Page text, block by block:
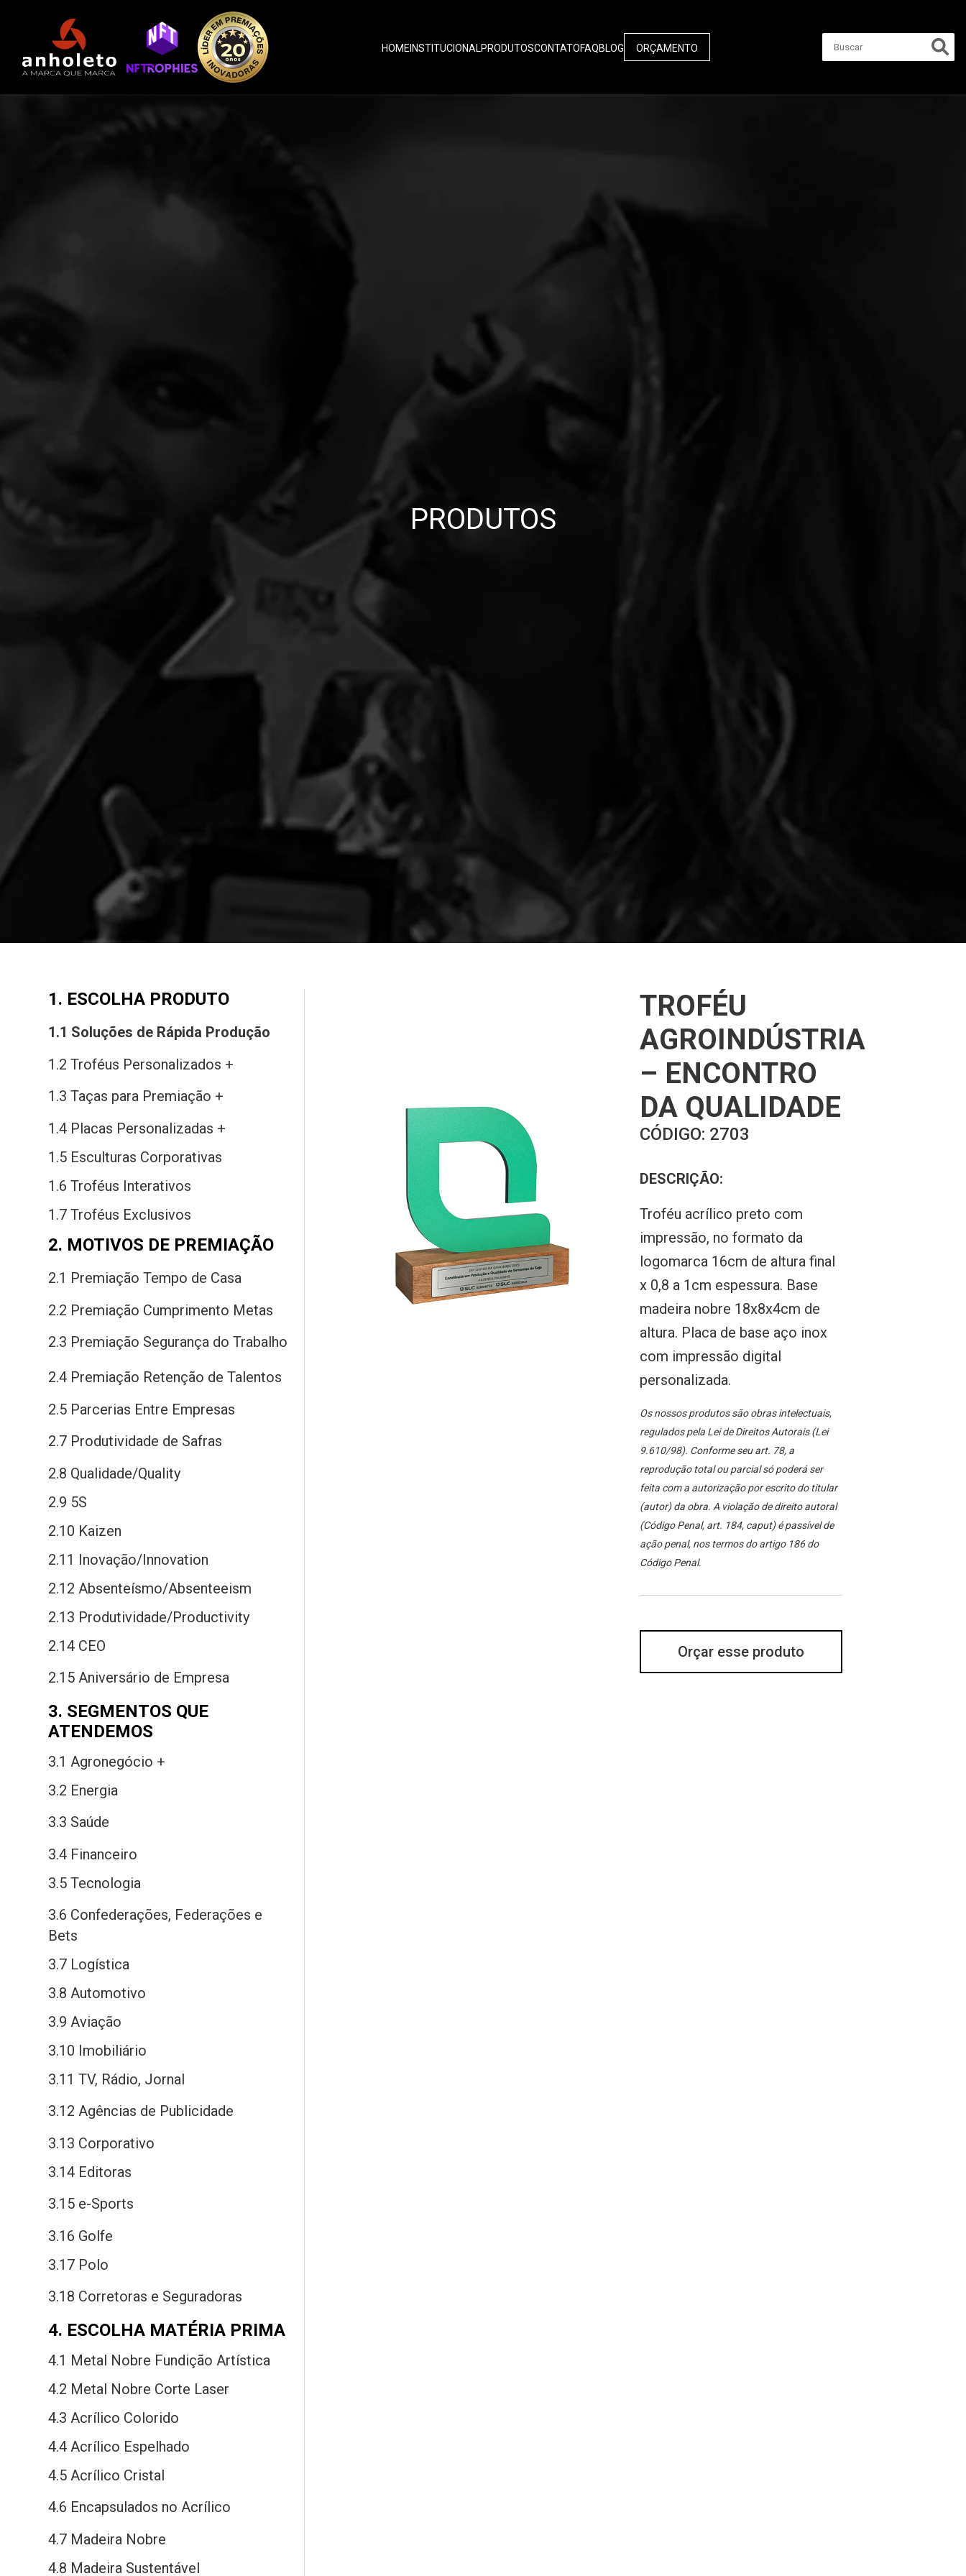
HOME INSTITUCIONALPRODUTOSCONTATOFAQBLOG ORÇAMENTO
PRODUTOS
1. ESCOLHA PRODUTO
1.1 Soluções de Rápida Produção
1.2 Troféus Personalizados +
1.3 Taças para Premiação +
1.4 Placas Personalizadas +
1.5 Esculturas Corporativas
1.6 Troféus Interativos
1.7 Troféus Exclusivos
2. MOTIVOS DE PREMIAÇÃO
2.1 Premiação Tempo de Casa
2.2 Premiação Cumprimento Metas
2.3 Premiação Segurança do Trabalho
2.4 Premiação Retenção de Talentos
2.5 Parcerias Entre Empresas
2.7 Produtividade de Safras
2.8 Qualidade/Quality
2.9 5S
2.10 Kaizen
2.11 Inovação/Innovation
2.12 Absenteísmo/Absenteeism
2.13 Produtividade/Productivity
2.14 CEO
2.15 Aniversário de Empresa
3. SEGMENTOS QUE
ATENDEMOS
3.1 Agronegócio +
3.2 Energia
3.3 Saúde
3.4 Financeiro
3.5 Tecnologia
3.6 Confederações, Federações e
Bets
3.7 Logística
3.8 Automotivo
3.9 Aviação
3.10 Imobiliário
3.11 TV, Rádio, Jornal
3.12 Agências de Publicidade
3.13 Corporativo
3.14 Editoras
3.15 e-Sports
3.16 Golfe
3.17 Polo
3.18 Corretoras e Seguradoras
4. ESCOLHA MATÉRIA PRIMA
4.1 Metal Nobre Fundição Artística
4.2 Metal Nobre Corte Laser
4.3 Acrílico Colorido
4.4 Acrílico Espelhado
4.5 Acrílico Cristal
4.6 Encapsulados no Acrílico
4.7 Madeira Nobre
4.8 Madeira Sustentável
TROFÉU
AGROINDÚSTRIA
– ENCONTRO
DA QUALIDADE
CÓDIGO: 2703
DESCRIÇÃO:
Troféu acrílico preto com
impressão, no formato da
logomarca 16cm de altura final
x 0,8 a 1cm espessura. Base
madeira nobre 18x8x4cm de
altura. Placa de base aço inox
com impressão digital
personalizada.
Os nossos produtos são obras intelectuais,
regulados pela Lei de Direitos Autorais (Lei
9.610/98). Conforme seu art. 78, a
reprodução total ou parcial só poderá ser
feita com a autorização por escrito do titular
(autor) da obra. A violação de direito autoral
(Código Penal, art. 184, caput) é passível de
ação penal, nos termos do artigo 186 do
Código Penal.
Orçar esse produto